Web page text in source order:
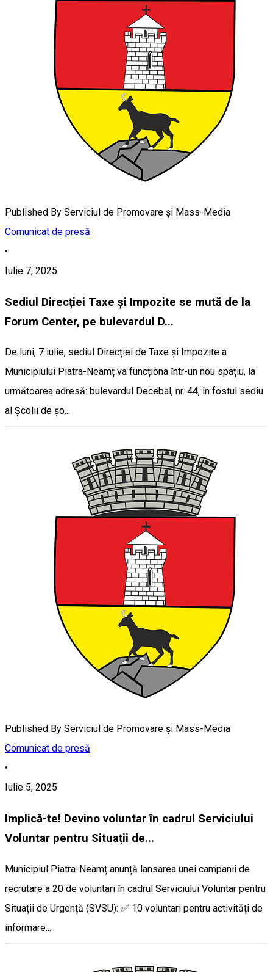
Published By Serviciul de Promovare și Mass-Media
Comunicat de presă
•
Iulie 7, 2025
Sediul Direcției Taxe și Impozite se mută de la
Forum Center, pe bulevardul D...
De luni, 7 iulie, sediul Direcției de Taxe și Impozite a
Municipiului Piatra-Neamț va funcționa într-un nou spațiu, la
următoarea adresă: bulevardul Decebal, nr. 44, în fostul sediu
al Școlii de șo...
Published By Serviciul de Promovare și Mass-Media
Comunicat de presă
•
Iulie 5, 2025
Implică-te! Devino voluntar în cadrul Serviciului
Voluntar pentru Situații de...
Municipiul Piatra-Neamț anunță lansarea unei campanii de
recrutare a 20 de voluntari în cadrul Serviciului Voluntar pentru
Situații de Urgență (SVSU): ✅ 10 voluntari pentru activități de
informare...